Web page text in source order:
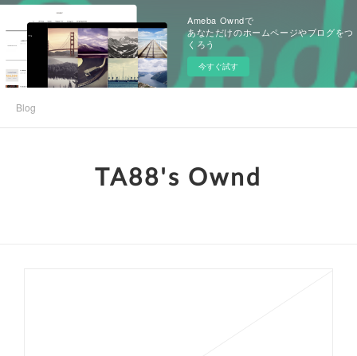
Ameba Owndで
あなただけのホームページやブログをつ
くろう
今すぐ試す
Blog
TA88's Ownd